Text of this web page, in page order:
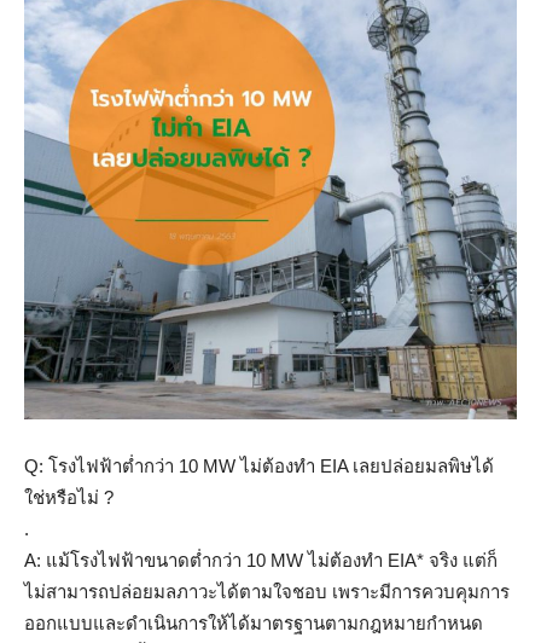
Q: โรงไฟฟ้าต่ำกว่า 10 MW ไม่ต้องทำ EIA เลยปล่อยมลพิษได้
ใช่หรือไม่ ?
.
A: แม้โรงไฟฟ้าขนาดต่ำกว่า 10 MW ไม่ต้องทำ EIA* จริง แต่ก็
ไม่สามารถปล่อยมลภาวะได้ตามใจชอบ เพราะมีการควบคุมการ
ออกแบบและดำเนินการให้ได้มาตรฐานตามกฎหมายกำหนด